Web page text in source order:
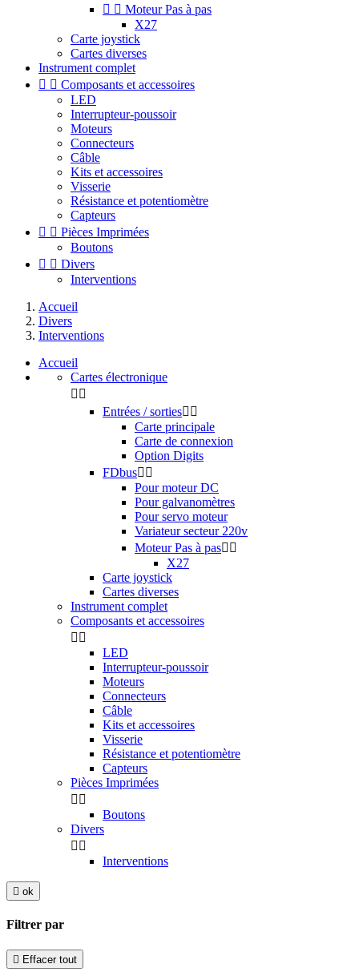
  Moteur Pas à pas
X27
Carte joystick
Cartes diverses
Instrument complet
  Composants et accessoires
LED
Interrupteur-poussoir
Moteurs
Connecteurs
Câble
Kits et accessoires
Visserie
Résistance et potentiomètre
Capteurs
  Pièces Imprimées
Boutons
  Divers
Interventions
Accueil
Divers
Interventions
Accueil
Cartes électronique
 
Entrées / sorties 
Carte principale
Carte de connexion
Option Digits
FDbus 
Pour moteur DC
Pour galvanomètres
Pour servo moteur
Variateur secteur 220v
Moteur Pas à pas 
X27
Carte joystick
Cartes diverses
Instrument complet
Composants et accessoires
 
LED
Interrupteur-poussoir
Moteurs
Connecteurs
Câble
Kits et accessoires
Visserie
Résistance et potentiomètre
Capteurs
Pièces Imprimées
 
Boutons
Divers
 
Interventions
 ok
Filtrer par
 Effacer tout